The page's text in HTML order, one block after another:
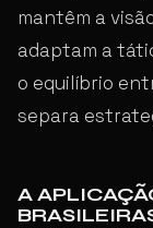
mantêm a
adaptam a
o equilíbrio
separa
A